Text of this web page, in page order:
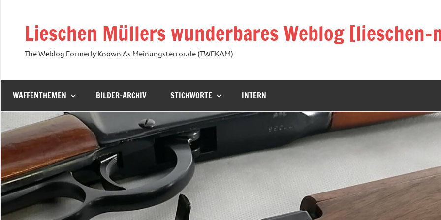
Lieschen Müllers wunderbares Weblog [lieschen-
The Weblog Formerly Known As Meinungsterror.de (TWFKAM)
WAFFENTHEMEN BILDER-ARCHIV STICHWORTE INTERN